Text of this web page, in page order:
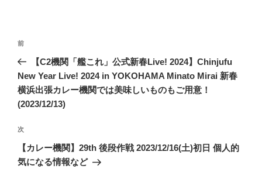
投
ナ
ビ
ゲ
シ
ョ
ン
前
の
投
稿
前
【C2機関「艦これ」公式新春Live! 2024】Chinjufu
New Year Live! 2024 in YOKOHAMA Minato Mirai 新春
横浜出張カレー機関では美味しいものもご用意！
(2023/12/13)
次
の
投
次
【カレー機関】29th 後段作戦 2023/12/16(土)初日 個人的
気になる情報など